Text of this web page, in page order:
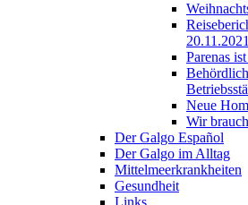
20.11.2021
Parenas
Neue
Wir
Der Galgo Español
Der Galgo im Alltag
Mittelmeerkrankheiten
Gesundheit
Links